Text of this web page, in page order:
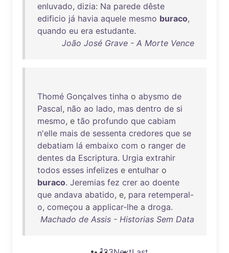
enluvado, dizia: Na parede dêste
edificio já havia aquele mesmo buraco,
quando eu era estudante.
João José Grave - A Morte Vence
Thomé Gonçalves tinha o abysmo de
Pascal, não ao lado, mas dentro de si
mesmo, e tão profundo que cabiam
n'elle mais de sessenta credores que se
debatiam lá embaixo com o ranger de
dentes da Escriptura. Urgia extrahir
todos esses infelizes e entulhar o
buraco. Jeremias fez crer ao doente
que andava abatido, e, para retemperal-
o, começou a applicar-lhe a droga.
Machado de Assis - Historias Sem Data
1